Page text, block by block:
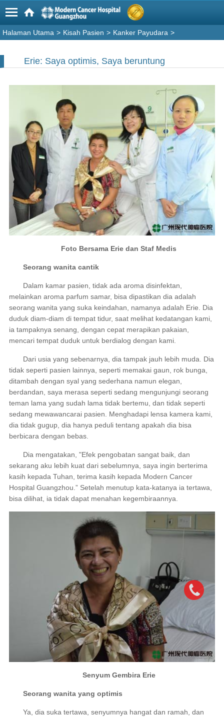
Halaman Utama > Kisah Pasien > Kanker Payudara >
Erie: Saya optimis, Saya beruntung
Foto Bersama Erie dan Staf Medis
Seorang wanita cantik
Dalam kamar pasien, tidak ada aroma disinfektan,
melainkan aroma parfum samar, bisa dipastikan dia adalah
seorang wanita yang suka keindahan, namanya adalah Erie. Dia
duduk diam-diam di tempat tidur, saat melihat kedatangan kami,
ia tampaknya senang, dengan cepat merapikan pakaian,
mencari tempat duduk untuk berdialog dengan kami.
Dari usia yang sebenarnya, dia tampak jauh lebih muda. Dia
tidak seperti pasien lainnya, seperti memakai gaun, rok bunga,
ditambah dengan syal yang sederhana namun elegan,
berdandan, saya merasa seperti sedang mengunjungi seorang
teman lama yang sudah lama tidak bertemu, dan tidak seperti
sedang mewawancarai pasien. Menghadapi lensa kamera kami,
dia tidak gugup, dia hanya peduli tentang apakah dia bisa
berbicara dengan bebas.
Dia mengatakan, "Efek pengobatan sangat baik, dan
sekarang aku lebih kuat dari sebelumnya, saya ingin berterima
kasih kepada Tuhan, terima kasih kepada Modern Cancer
Hospital Guangzhou.” Setelah menutup kata-katanya ia tertawa,
bisa dilihat, ia tidak dapat menahan kegembiraannya.
Senyum Gembira Erie
Seorang wanita yang optimis
Ya, dia suka tertawa, senyumnya hangat dan ramah, dan